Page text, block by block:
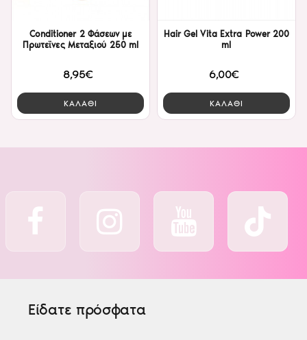
Conditioner 2 Φάσεων με
Πρωτεϊνες Μεταξιού 250 ml
8,95€
ΚΑΛΑΘΙ
Hair Gel Vita Extra Power 200
ml
6,00€
ΚΑΛΑΘΙ
Είδατε πρόσφατα